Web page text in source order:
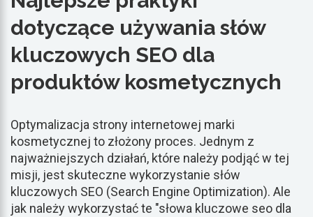
dotyczące używania słów
kluczowych SEO dla
produktów kosmetycznych
Optymalizacja strony internetowej marki
kosmetycznej to złożony proces. Jednym z
najważniejszych działań, które należy podjąć w tej
misji, jest skuteczne wykorzystanie słów
kluczowych SEO (Search Engine Optimization). Ale
jak należy wykorzystać te "słowa kluczowe seo dla